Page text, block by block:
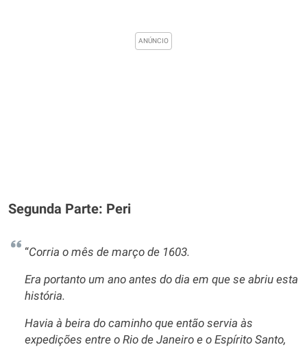
Segunda Parte: Peri
“Corria o mês de março de 1603.
Era portanto um ano antes do dia em que se abriu esta
história.
Havia à beira do caminho que então servia às
expedições entre o Rio de Janeiro e o Espírito Santo,